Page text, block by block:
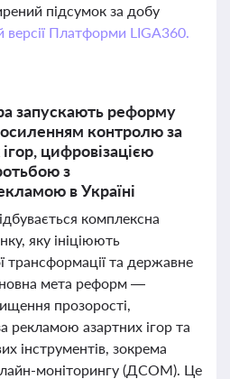
підсумок за добу
версії Платформи LIGA360.
запускають реформу
контролю за
цифровізацією
з
в Україні
комплексна
яку ініціюють
трансформації та державне
мета реформ —
прозорості,
рекламою азартних ігор та
інструментів, зокрема
моніторингу (ДСОМ). Це